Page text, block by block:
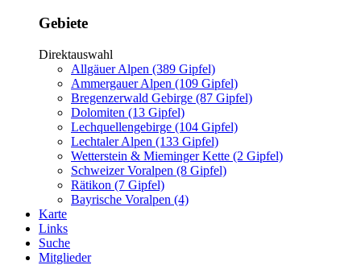
Gebiete
Direktauswahl
Allgäuer Alpen (389 Gipfel)
Ammergauer Alpen (109 Gipfel)
Bregenzerwald Gebirge (87 Gipfel)
Dolomiten (13 Gipfel)
Lechquellengebirge (104 Gipfel)
Lechtaler Alpen (133 Gipfel)
Wetterstein & Mieminger Kette (2 Gipfel)
Schweizer Voralpen (8 Gipfel)
Rätikon (7 Gipfel)
Bayrische Voralpen (4)
Karte
Links
Suche
Mitglieder